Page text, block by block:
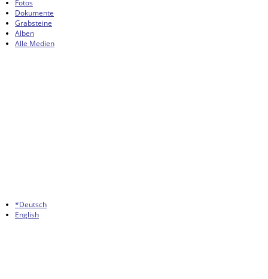
Fotos
Dokumente
Grabsteine
Alben
Alle Medien
*Deutsch
English